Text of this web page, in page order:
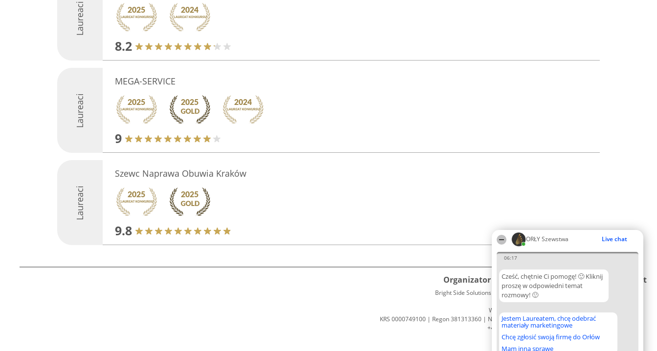
ORŁY Szewstwa Live chat
06:17
Cześć, chętnie Ci pomogę! 🙂 Kliknij
proszę w odpowiedni temat
rozmowy! 🙂
Jestem Laureatem, chcę odebrać
materiały marketingowe
Chcę zgłosić swoją firmę do Orłów
Mam inną sprawę
Laureaci
8.2
Laureaci
MEGA-SERVICE
9
Laureaci
Szewc Naprawa Obuwia Kraków
9.8
Organizator plebiscytu
Bright Side Solutions sp. z o. o. sp. k.
ul. Ruska 22
Wrocław 50-079
KRS 0000749100 | Regon 381313360 | NIP 8943132676
+48 508 492 400
Plebiscyt
Lista
Laureatów
Zasady
Regulamin
Kontakt